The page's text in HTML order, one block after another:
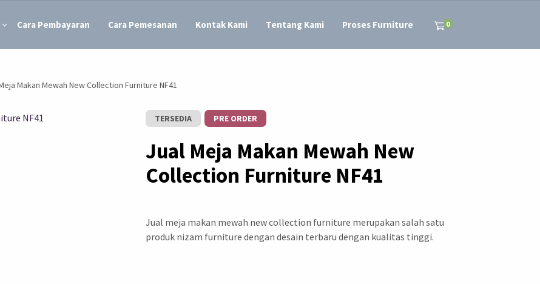
Cara Pembayaran Cara Pemesanan Kontak Kami Tentang Kami Proses Furniture 0
Makan Mewah New Collection Furniture NF41
TERSEDIA PRE ORDER
Jual Meja Makan Mewah New
Collection Furniture NF41
Jual meja makan mewah new collection furniture merupakan salah satu
produk nizam furniture dengan desain terbaru dengan kualitas tinggi.